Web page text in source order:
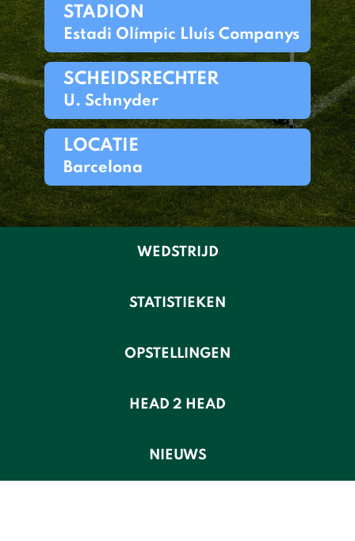
STADION
Estadi Olímpic Lluís Companys
SCHEIDSRECHTER
U. Schnyder
LOCATIE
Barcelona
WEDSTRIJD
STATISTIEKEN
OPSTELLINGEN
HEAD 2 HEAD
NIEUWS